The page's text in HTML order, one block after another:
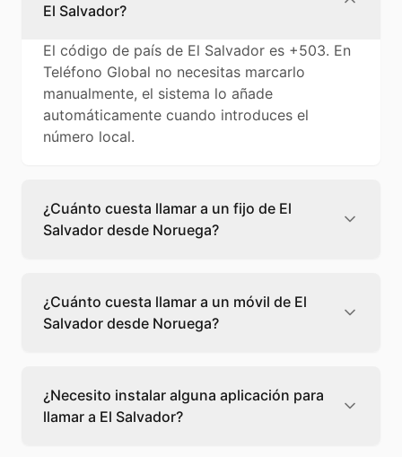
El Salvador?
El código de país de El Salvador es +503. En
Teléfono Global no necesitas marcarlo
manualmente, el sistema lo añade
automáticamente cuando introduces el
número local.
¿Cuánto cuesta llamar a un fijo de El
Salvador desde Noruega?
Noruega cuesta 0,09 €/min con Teléfono
Global. Verás el precio exacto antes de
marcar para que sepas qué vas a gastar.
¿Cuánto cuesta llamar a un móvil de El
Salvador desde Noruega?
Noruega cuesta 0,22 €/min con Teléfono
Global. Pagas solo los minutos que hablas, sin
cuotas ni permanencia.
¿Necesito instalar alguna aplicación para
llamar a El Salvador?